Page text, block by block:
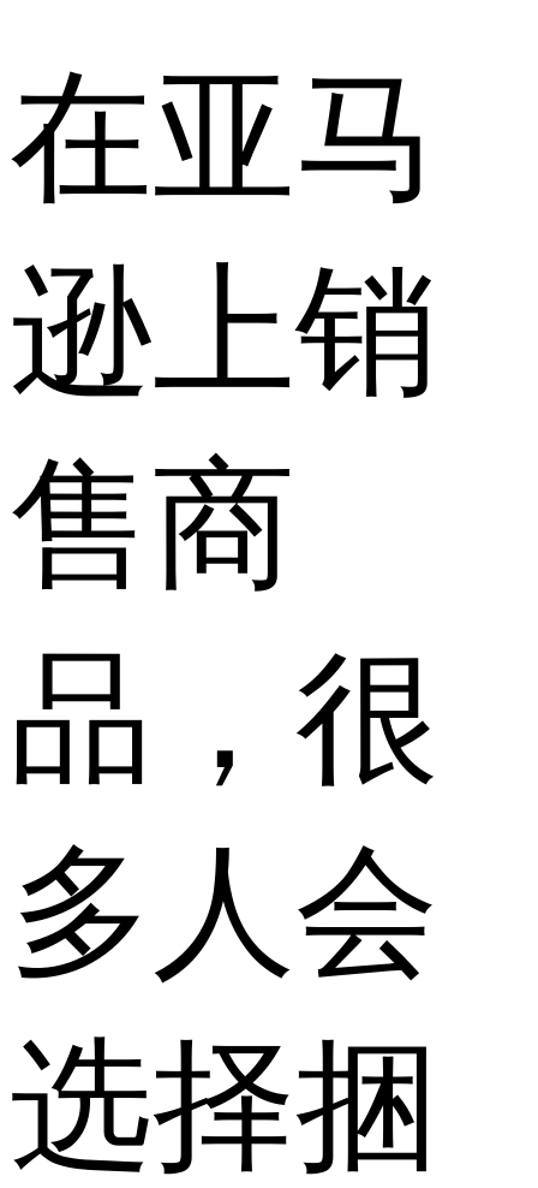
在亚马
逊上销
售商
品，很
多人会
选择捆